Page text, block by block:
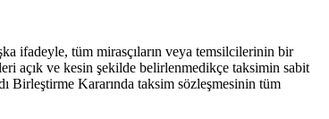
ifadeyle, tüm mirasçıların veya temsilcilerinin bir
açık ve kesin şekilde belirlenmedikçe taksimin sabit
Birleştirme Kararında taksim sözleşmesinin tüm